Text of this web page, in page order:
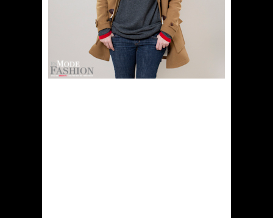
EMF invite Marion Rocks
En Mode Fashion
9 décembre 2010
Guest Style